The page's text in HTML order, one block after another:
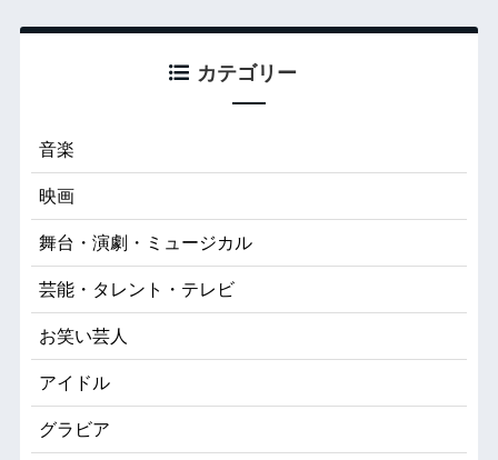
カテゴリー
音楽
映画
舞台・演劇・ミュージカル
芸能・タレント・テレビ
お笑い芸人
アイドル
グラビア